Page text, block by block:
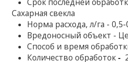
Сахарная свекла
Норма расхода, л/га - 0,5-
Вредоносный объект -
Способ и время
Количество обработок -